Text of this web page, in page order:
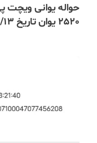
2520 یوان تاریخ 1403/02/13